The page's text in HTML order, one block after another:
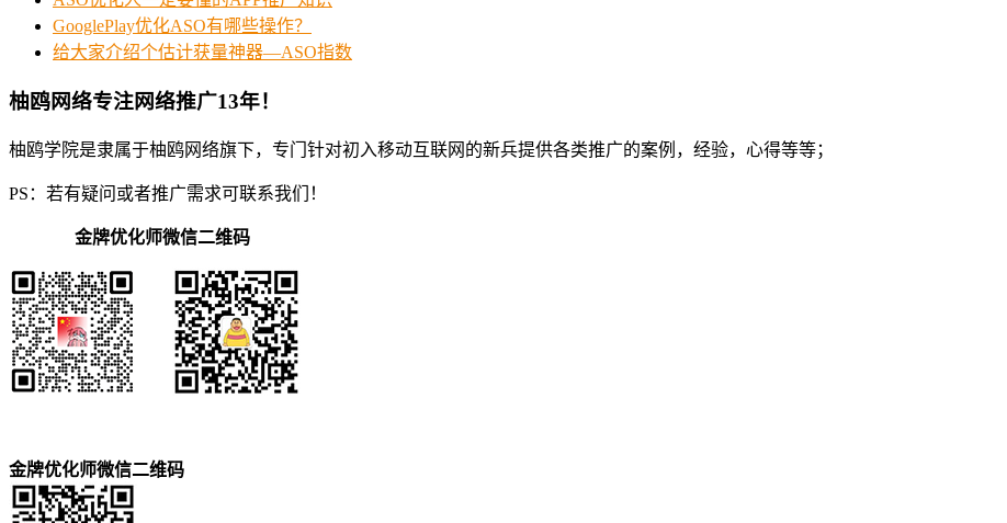
GooglePlay优化ASO有哪些操作？
给大家介绍个估计获量神器—ASO指数
柚鸥网络专注网络推广13年！
柚鸥学院是隶属于柚鸥网络旗下，专门针对初入移动互联网的新兵提供各类推广的案例，经验，心得等等；
PS：若有疑问或者推广需求可联系我们！
金牌优化师微信二维码
金牌优化师微信二维码